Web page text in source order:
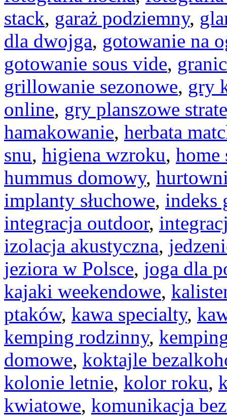
stack, garaż podziemny,
dla dwojga, gotowanie na
gotowanie sous vide,
grillowanie sezonowe, gry
online, gry planszowe
hamakowanie, herbata
snu, higiena wzroku, home
hummus domowy,
implanty słuchowe, indeks
integracja outdoor,
izolacja akustyczna,
jeziora w Polsce, joga dla
kajaki weekendowe,
ptaków, kawa specialty,
kemping rodzinny,
domowe, koktajle
kolonie letnie, kolor roku,
kwiatowe, komunikacja